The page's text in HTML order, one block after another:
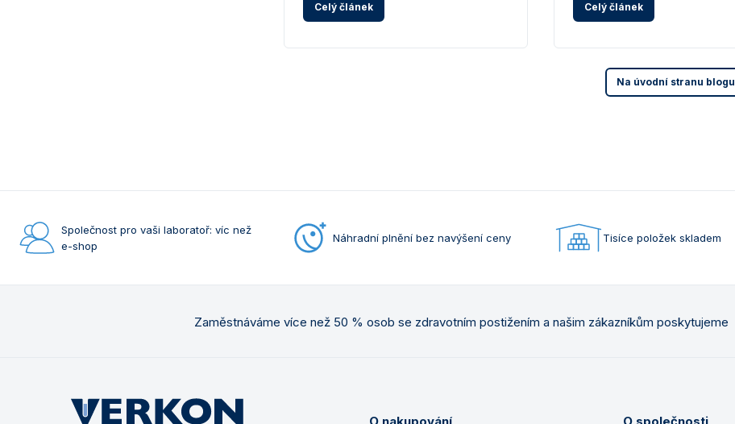
Celý článek Celý článek
Na úvodní stranu blogu
Společnost pro vaši laboratoř: víc než
e-shop
Náhradní plnění bez navýšení ceny Tisíce položek skladem
Zaměstnáváme více než 50 % osob se zdravotním postižením a našim zákazníkům poskytujeme